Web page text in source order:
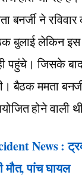
बनर्जी ने
बुलाई लेकिन इस
पहुंचे। जिसके
बैठक ममता
होने वाली
News :
मौत, पांच घायल